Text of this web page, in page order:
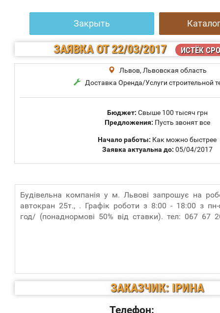
Закрыть
ЗАЯВКАОТ 22/03/2017 ИСТЁК
Львов, Львовская область
Доставка Оренда/Услуги строительной
Бюджет: Свыше 100 тысяч грн
Предложения: Пусть звонят все
Начало работы: Как можно быстрее
Заявка актуальна до: 05/04/2017
Будівельна компанія у м. Львові запрошує на
автокран 25т., . Графік роботи з 8:00 - 18:00 з
год/ (понаднормові 50% від ставки). тел: 067 67
ЗАКАЗЧИК: ІРИНА
Телефон: